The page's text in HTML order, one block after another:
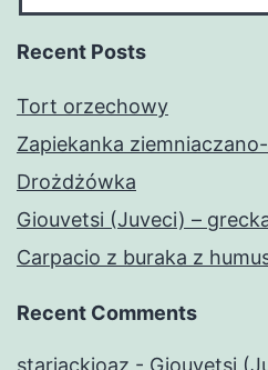
Recent Posts
Tort orzechowy
Zapiekanka
Drożdżówka
Giouvetsi (Juveci) –
Carpacio z buraka z
Recent Comments